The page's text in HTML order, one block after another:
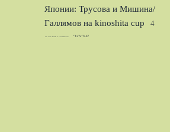
Японии: Трусова и Мишина/
Галлямов на kinoshita cup
4
августа, 2026